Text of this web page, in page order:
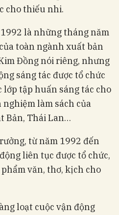
cho thiếu nhi.
là những tháng năm
toàn ngành xuất bản
Đồng nói riêng, nhưng
sáng tác được tổ chức
lớp tập huấn sáng tác cho
làm sách của
Bản, Thái Lan…
từ năm 1992 đến
liên tục được tổ chức,
văn, thơ, kịch cho
loạt cuộc vận động